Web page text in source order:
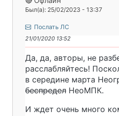
Был(а): 25/02/2023 - 13:37
Послать ЛС
21/01/2020 13:52
Да, да, авторы, не
расслабляйтесь!
в середине марта
беспредел НеоМПК.
И ждет очень много